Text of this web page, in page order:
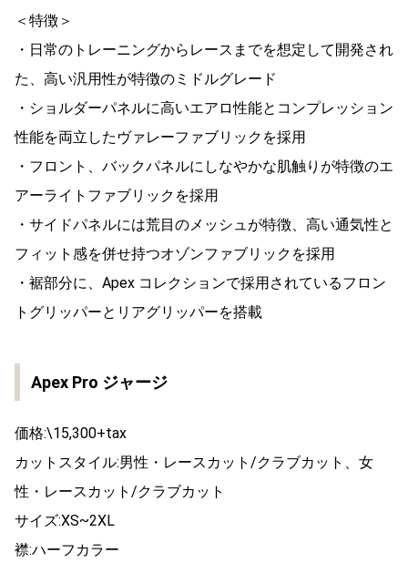
＜特徴＞
・日常のトレーニングからレースまでを想定して開発され
た、高い汎用性が特徴のミドルグレード
・ショルダーパネルに高いエアロ性能とコンプレッション
性能を両立したヴァレーファブリックを採用
・フロント、バックパネルにしなやかな肌触りが特徴のエ
アーライトファブリックを採用
・サイドパネルには荒目のメッシュが特徴、高い通気性と
フィット感を併せ持つオゾンファブリックを採用
・裾部分に、Apex コレクションで採用されているフロン
トグリッパーとリアグリッパーを搭載
Apex Pro ジャージ
価格:\15,300+tax
カットスタイル:男性・レースカット/クラブカット、女
性・レースカット/クラブカット
サイズ:XS~2XL
襟:ハーフカラー